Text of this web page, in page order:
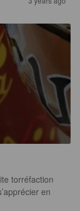
torréfaction
en